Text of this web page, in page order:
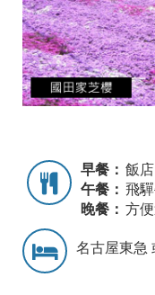
早餐： 飯
午餐： 飛
晚餐： 方
名古屋東急